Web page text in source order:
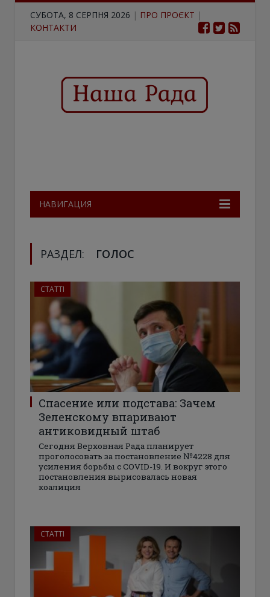
СУБОТА, 8 СЕРПНЯ 2026 | ПРО ПРОЄКТ |
КОНТАКТИ
НАВИГАЦИЯ
РАЗДЕЛ: ГОЛОС
СТАТТІ
Спасение или подстава: Зачем
Зеленскому впаривают
антиковидный штаб
Сегодня Верховная Рада планирует
проголосовать за постановление №4228 для
усиления борьбы с COVID-19. И вокруг этого
постановления вырисовалась новая
коалиция
СТАТТІ